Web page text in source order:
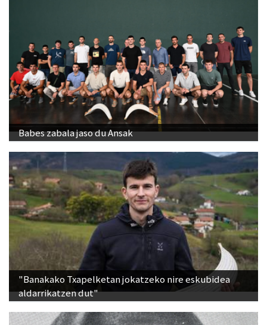
Babes zabala jaso du Ansak
"Banakako Txapelketan jokatzeko nire eskubidea
aldarrikatzen dut"